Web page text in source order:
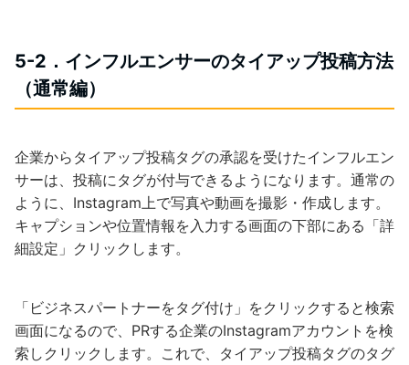
5-2．インフルエンサーのタイアップ投稿方法
（通常編）
企業からタイアップ投稿タグの承認を受けたインフルエン
サーは、投稿にタグが付与できるようになります。通常の
ように、Instagram上で写真や動画を撮影・作成します。
キャプションや位置情報を入力する画面の下部にある「詳
細設定」クリックします。
「ビジネスパートナーをタグ付け」をクリックすると検索
画面になるので、PRする企業のInstagramアカウントを検
索しクリックします。これで、タイアップ投稿タグのタグ